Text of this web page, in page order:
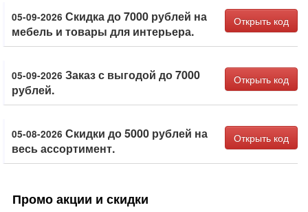
05-09-2026 Скидка до 7000 рублей на
мебель и товары для интерьера.
Открыть код
05-09-2026 Заказ с выгодой до 7000
рублей.
Открыть код
05-08-2026 Скидки до 5000 рублей на
весь ассортимент.
Открыть код
Промо акции и скидки